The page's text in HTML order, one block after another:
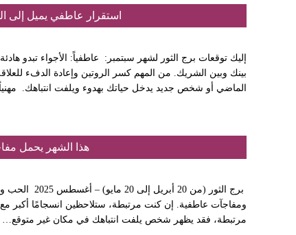
استقرار عاطفي يميل إلى
إليك توقعات برج الثور لشهر سبتمبر: عاطفياً: الأجواء تبدو
بينك وبين الشريك. من المهم كسر الروتين وإعادة الدفء
الماضي أو شخص جديد يدخل حياتك بهدوء ويلفت انتباهك.
هذا الشهر يحمل
برج الثور
ومفاجآت عاطفية. إن كنت مرتبطة، ستلاحظين انسجامًا أكبر
مرتبطة، فقد يظهر شخص يلفت انتباهك في مكان غير متوقع…